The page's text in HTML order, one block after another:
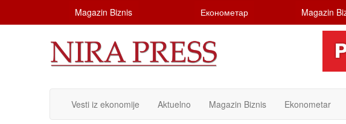
Magazin Biznis Економетар Magazin
Vesti iz ekonomije Aktuelno Magazin Biznis Ekonometar